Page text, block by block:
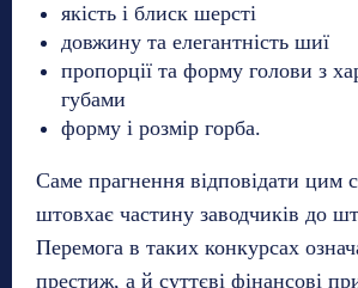
якість і блиск шерсті
довжину та елегантність шиї
пропорції та форму голови з
губами
форму і розмір горба.
Саме прагнення відповідати цим
штовхає частину заводчиків до
Перемога в таких конкурсах
престиж, а й суттєві фінансові